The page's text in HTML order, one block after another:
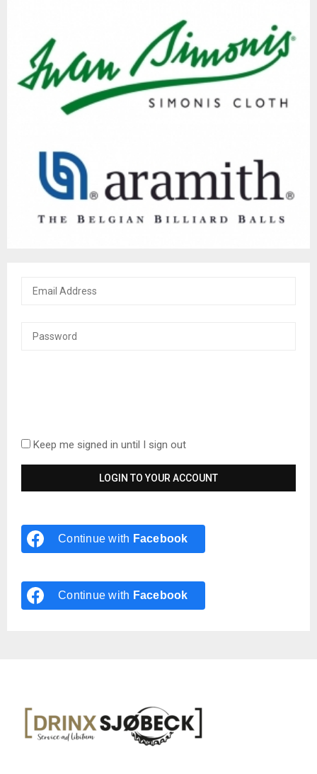
Keep me signed in until I sign out
Continue with Facebook
Continue with Facebook